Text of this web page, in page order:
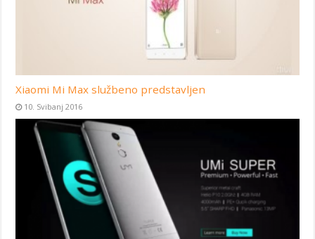
Xiaomi Mi Max službeno predstavljen
10. Svibanj 2016